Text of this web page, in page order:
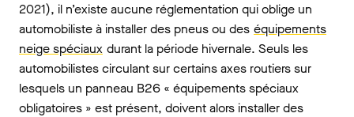
2021), il n’existe aucune réglementation qui oblige un
automobiliste à installer des pneus ou des équipements
neige spéciaux durant la période hivernale. Seuls les
automobilistes circulant sur certains axes routiers sur
lesquels un panneau B26 « équipements spéciaux
obligatoires » est présent, doivent alors installer des